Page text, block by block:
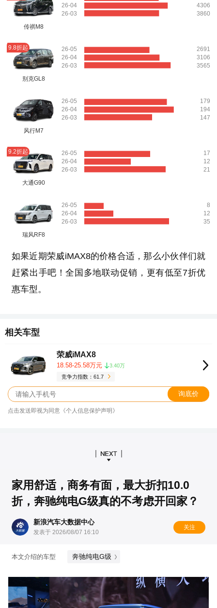
传祺M8
26-04
26-03
4306
3860
9.8折起
别克GL8
26-05
26-04
26-03
2691
3106
3565
风行M7
26-05
26-04
26-03
179
194
147
9.2折起
大通G90
26-05
26-04
26-03
17
12
21
瑞风RF8
26-05
26-04
26-03
8
12
35
如果近期荣威iMAX8的价格合适，那么小伙伴们就
赶紧出手吧！全国多地联动促销，更有低至7折优
惠车型。
相关车型
荣威iMAX8
18.58-25.58万元
3.40万
竞争力指数：61.7
询底价
点击发送即视为同意《个人信息保护声明》
家用舒适，商务有面，最大折扣10.0
折，奔驰纯电G级真的不考虑开回家？
新浪汽车大数据中心
发表于 2026/08/07 16:10
关注
本文介绍的车型 奔驰纯电G级